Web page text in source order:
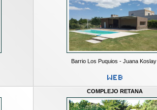
Barrio Los Puquios - Juana Koslay
COMPLEJO RETANA